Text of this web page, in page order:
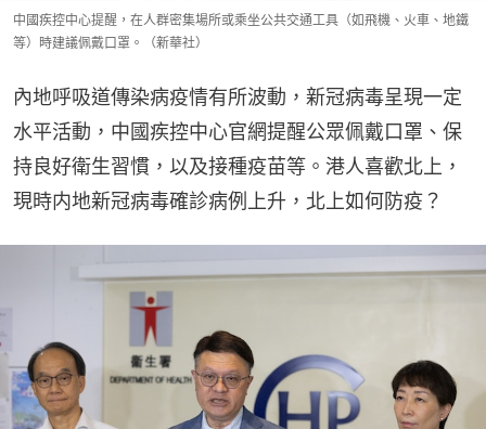
中國疾控中心提醒，在人群密集場所或乘坐公共交通工具（如飛機、火車、地鐵
等）時建議佩戴口罩。（新華社）
內地呼吸道傳染病疫情有所波動，新冠病毒呈現一定
水平活動，中國疾控中心官網提醒公眾佩戴口罩、保
持良好衛生習慣，以及接種疫苗等。港人喜歡北上，
現時内地新冠病毒確診病例上升，北上如何防疫？